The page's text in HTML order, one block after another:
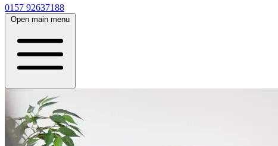
0157 92637188
Open main menu